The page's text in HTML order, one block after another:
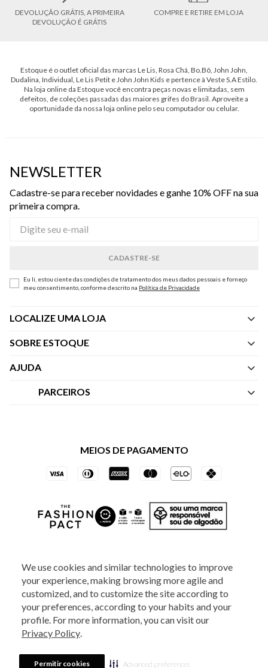
We use cookies and similar technologies to improve
your experience, making browsing more agile and
customized, and to customize the site according to
your preferences, according to your habits and your
profile. For more information, you can visit our
Privacy Policy.
Permitir cookies Advanced preferences
DEVOLUÇÃO GRÁTIS, A PRIMEIRA
DEVOLUÇÃO É GRÁTIS
COMPRE E RETIRE EM LOJA
Estoque é o outlet oficial das marcas Le Lis, Rosa Chá, Bo.Bô, John John,
Dudalina, Individual, Le Lis Petit e John John Kids e pertence à Veste S.A Estilo.
Na loja online da Estoque você encontra peças novas e limitadas, sem
defeitos, de coleções passadas das maiores grifes do Brasil. Aproveite a
oportunidade da nossa loja online pelo seu computador ou celular.
NEWSLETTER
Cadastre-se para receber novidades e ganhe 10% OFF na sua
primeira compra.
Eu li, estou ciente das condições de tratamento dos meus dados pessoais e forneço
meu consentimento, conforme descrito na Política de Privacidade
LOCALIZE UMA LOJA
SOBRE ESTOQUE
Quem Somos
AJUDA
Central de Atendimento
Trocas e Devoluções
PARCEIROS
Vai de Visa
Azul Fidelidade
MEIOS DE PAGAMENTO
2025 - Veste S.A Estilo. Todos os direitos reservados - A loja Estoque reserva-
se no direito de corrigir ou alterar informações como: preços, promoções e
880 5520.Horário de Atendimento:
Sábados das 8h às 14h, exceto feriados. Veste S.A Estilo. Rua Othão, 405, Vila